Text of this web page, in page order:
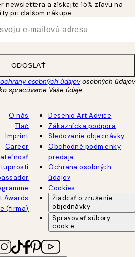
newslettera a získajte 15% zľavu na
pri ďalšom nákupe.
ODOSLAŤ
ochrany osobných údajovosobných údajov
spracúvame Vaše údaje
O nás
Tlač
Imprint
Career
Awards
(firma)
Desenio Art Advice
Zákaznícka podpora
Sledovanie objednávky
Obchodné podmienky
predaja
Ochrana osobných
údajov
Cookies
Žiadosť o zrušenie
objednávky
Spravovať súbory
cookie